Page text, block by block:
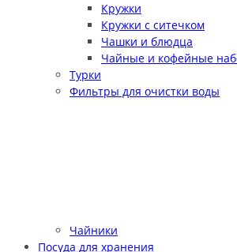
Кружки
Кружки с ситечком
Чашки и блюдца
Чайные и кофейные
Турки
Фильтры для очистки воды
Чайники
Посуда для хранения